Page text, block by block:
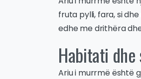
fruta pylli, fara, si
edhe me drithëra
Habitati
Ariu i murrmë është